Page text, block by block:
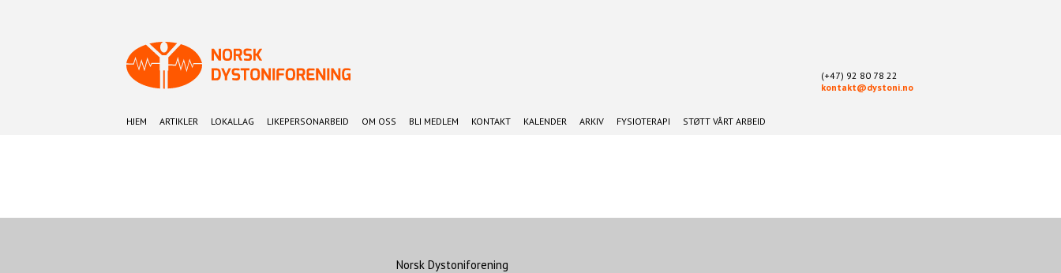
(+47) 92 80 78 22
kontakt@dystoni.no
HJEM ARTIKLER LOKALLAG LIKEPERSONARBEID OM OSS BLI MEDLEM KONTAKT KALENDER ARKIV FYSIOTERAPI STØTT VÅRT ARBEID
Norsk Dystoniforening